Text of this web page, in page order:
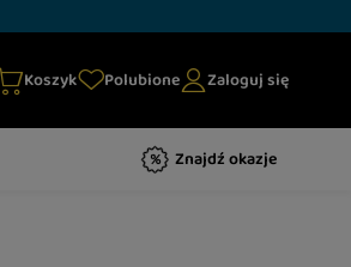
Koszyk Polubione Zaloguj się
Znajdź okazje